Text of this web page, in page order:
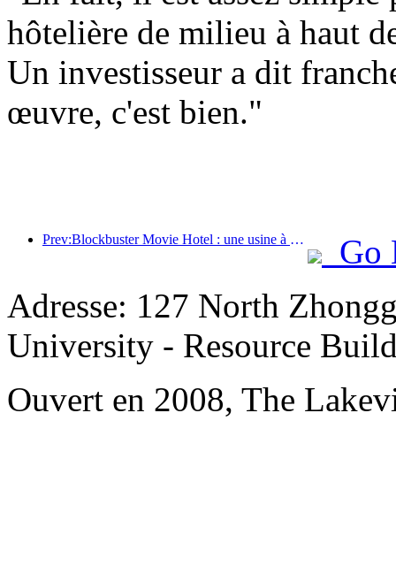
hôtelière de milieu à haut
Un investisseur a dit
œuvre, c'est bien."
Prev:Blockbuster Movie Hotel : une usine à rêves cinématographiques en déplacement
Go
Adresse: 127 North
University - Resource
Ouvert en 2008, The